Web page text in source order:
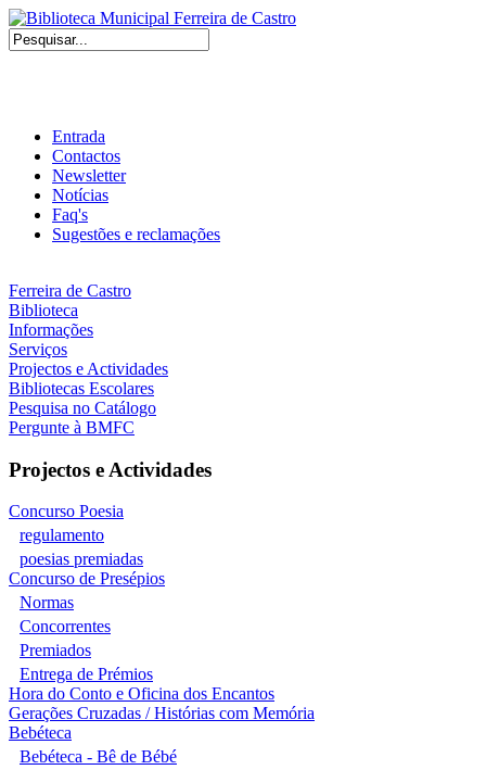
Entrada
Contactos
Newsletter
Notícias
Faq's
Sugestões e reclamações
Ferreira de Castro
Biblioteca
Informações
Serviços
Projectos e Actividades
Bibliotecas Escolares
Pesquisa no Catálogo
Pergunte à BMFC
Projectos e Actividades
Concurso Poesia
regulamento
poesias premiadas
Concurso de Presépios
Normas
Concorrentes
Premiados
Entrega de Prémios
Hora do Conto e Oficina dos Encantos
Gerações Cruzadas / Histórias com Memória
Bebéteca
Bebéteca - Bê de Bébé